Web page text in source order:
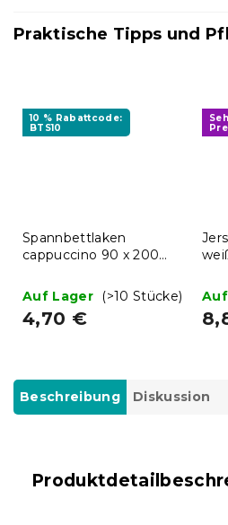
Praktische Tipps und
10 % Rabattcode:
BTS10
Spannbettlaken
cappuccino 90 x 200
Auf Lager
(>10 Stücke)
4,70 €
Beschreibung Diskussion